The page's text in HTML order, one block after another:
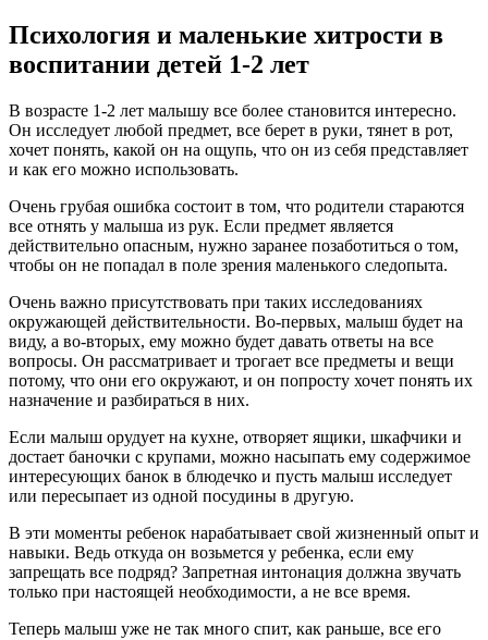
Психология и маленькие хитрости в
воспитании детей 1-2 лет
В возрасте 1-2 лет малышу все более становится интересно.
Он исследует любой предмет, все берет в руки, тянет в рот,
хочет понять, какой он на ощупь, что он из себя представляет
и как его можно использовать.
Очень грубая ошибка состоит в том, что родители стараются
все отнять у малыша из рук. Если предмет является
действительно опасным, нужно заранее позаботиться о том,
чтобы он не попадал в поле зрения маленького следопыта.
Очень важно присутствовать при таких исследованиях
окружающей действительности. Во-первых, малыш будет на
виду, а во-вторых, ему можно будет давать ответы на все
вопросы. Он рассматривает и трогает все предметы и вещи
потому, что они его окружают, и он попросту хочет понять их
назначение и разбираться в них.
Если малыш орудует на кухне, отворяет ящики, шкафчики и
достает баночки с крупами, можно насыпать ему содержимое
интересующих банок в блюдечко и пусть малыш исследует
или пересыпает из одной посудины в другую.
В эти моменты ребенок нарабатывает свой жизненный опыт и
навыки. Ведь откуда он возьмется у ребенка, если ему
запрещать все подряд? Запретная интонация должна звучать
только при настоящей необходимости, а не все время.
Теперь малыш уже не так много спит, как раньше, все его